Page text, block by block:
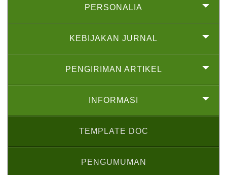
PERSONALIA
KEBIJAKAN JURNAL
PENGIRIMAN ARTIKEL
INFORMASI
TEMPLATE DOC
PENGUMUMAN